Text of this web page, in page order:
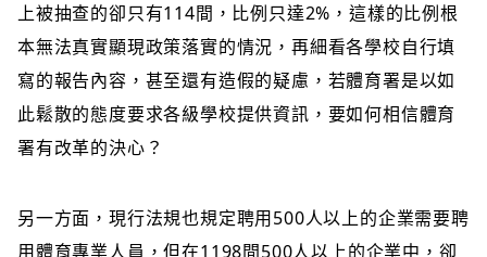
上被抽查的卻只有114間，比例只達2%，這樣的比例根
本無法真實顯現政策落實的情況，再細看各學校自行填
寫的報告內容，甚至還有造假的疑慮，若體育署是以如
此鬆散的態度要求各級學校提供資訊，要如何相信體育
署有改革的決心？
另一方面，現行法規也規定聘用500人以上的企業需要聘
用體育專業人員，但在1198間500人以上的企業中，卻